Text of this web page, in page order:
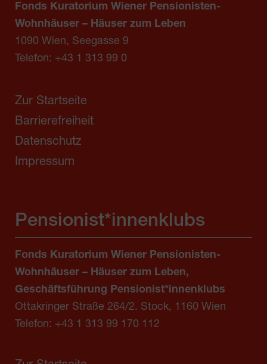
Fonds Kuratorium Wiener Pensionisten-
Wohnhäuser – Häuser zum Leben
1090 Wien, Seegasse 9
Telefon: +43 1 313 99 0
Zur Startseite
Barrierefreiheit
Datenschutz
Impressum
Pensionist*innenklubs
Fonds Kuratorium Wiener Pensionisten-
Wohnhäuser – Häuser zum Leben,
Geschäftsführung Pensionist*innenklubs
Ottakringer Straße 264/2. Stock, 1160 Wien
Telefon: +43 1 313 99 170 112